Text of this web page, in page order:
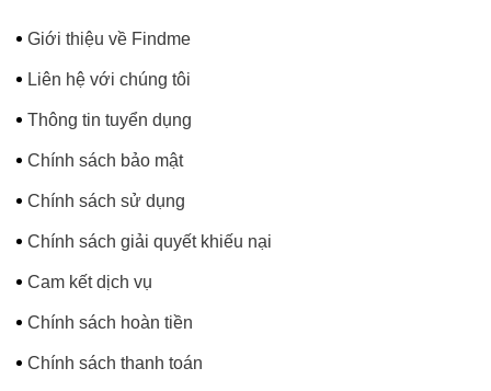
Giới thiệu về Findme
Liên hệ với chúng tôi
Thông tin tuyển dụng
Chính sách bảo mật
Chính sách sử dụng
Chính sách giải quyết khiếu nại
Cam kết dịch vụ
Chính sách hoàn tiền
Chính sách thanh toán